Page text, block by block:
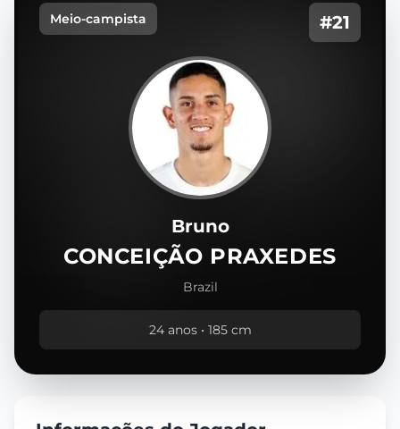
Meio-campista #21
Bruno
CONCEIÇÃO PRAXEDES
Brazil
24 anos • 185 cm